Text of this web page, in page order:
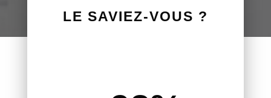
LE SAVIEZ-VOUS ?